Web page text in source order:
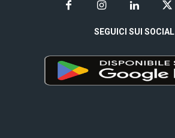
SEGUICI SUI SOCIAL